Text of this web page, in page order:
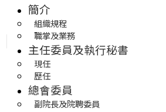
簡介
組織規程
職掌及業務
主任委員及執行秘書
現任
歷任
總會委員
副院長及院聘委員